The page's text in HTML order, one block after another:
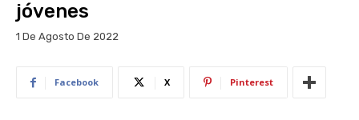
jóvenes
1 De Agosto De 2022
Facebook X Pinterest